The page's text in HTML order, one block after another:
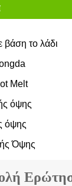
βάση το λάδι
Melt
όψης
όψης
Όψης